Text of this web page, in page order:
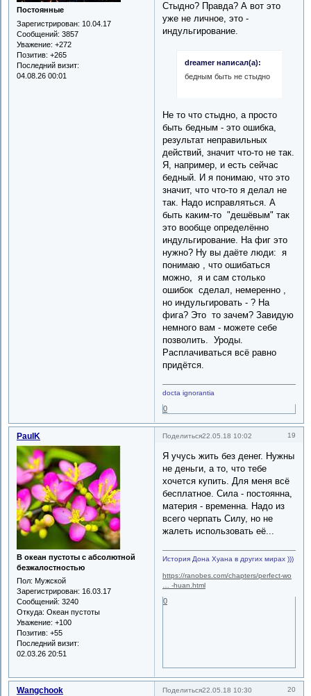
Постоянные
Зарегистрирован: 10.04.17
Сообщений: 3857
Уважение: +272
Позитив: +265
Последний визит:
04.08.26 00:01
Стыдно? Правда? А вот это
уже не личное, это -
индульгирование.
dreamer написал(а):
бедным быть не стыдно
Не то что стыдно, а просто
быть бедным - это ошибка,
результат неправильных
действий, значит что-то не так.
Я, например, и есть сейчас
бедный. И я понимаю, что это
значит, что что-то я делал не
так. Надо исправляться. А
быть каким-то "дешёвым" так
это вообще определённо
индульгирование. На фиг это
нужно? Ну вы даёте люди: я
понимаю , что ошибаться
можно, я и сам столько
ошибок сделал, немеренно ,
но индульгировать - ? На
фига? Это то зачем? Завидую
немного вам - можете себе
позволить. Уроды.
Расплачиваться всё равно
придётся.
docta ignorantia
0
Поделиться 19
22.05.18 10:02
PaulK
В океан пустоты с абсолютной
безжалостностью
Пол: Мужской
Зарегистрирован: 16.03.17
Сообщений: 3240
Откуда: Океан пустоты
Уважение: +100
Позитив: +55
Последний визит:
02.03.26 20:51
Я учусь жить без денег. Нужны
не деньги, а то, что тебе
хочется купить. Для меня всё
бесплатное. Сила - постоянна,
материя - временна. Надо из
всего черпать Силу, но не
жалеть использовать её...
История Дона Хуана в других мирах )))
https://ranobes.com/chapters/perfect-wo
… -huan.html
0
Поделиться 20
22.05.18 10:30
Wangchook